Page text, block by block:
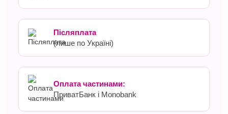
Післяплата
(лише по Україні)
Оплата частинами:
ПриватБанк і Monobank